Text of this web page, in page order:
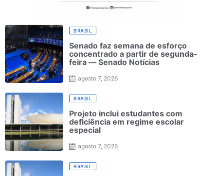
BRASIL
Senado faz semana de esforço
concentrado a partir de segunda-
feira — Senado Notícias
agosto 7, 2026
BRASIL
Projeto inclui estudantes com
deficiência em regime escolar
especial
agosto 7, 2026
BRASIL